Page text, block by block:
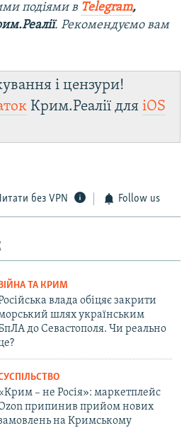
подіями в Telegram,
. Рекомендуємо вам
і цензури!
Крим.Реалії для iOS
без VPN Follow us
ТА КРИМ
влада обіцяє закрити
шлях українським
до Севастополя. Чи реально
– не Росія»: маркетплейс
припинив прийом нових
на Кримському